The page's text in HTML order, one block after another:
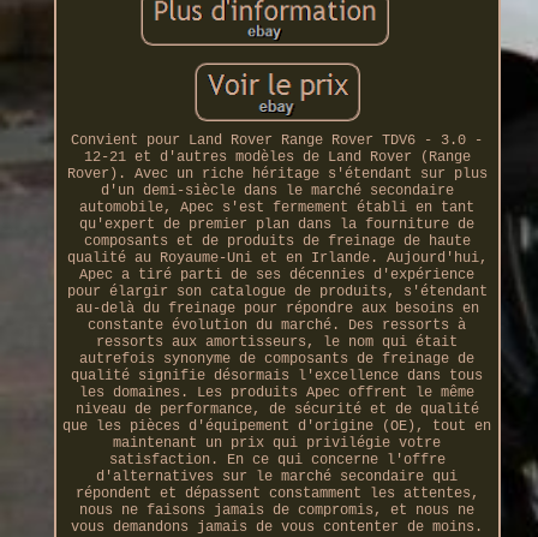
Convient pour Land Rover Range Rover TDV6 - 3.0 -
12-21 et d'autres modèles de Land Rover (Range
Rover). Avec un riche héritage s'étendant sur plus
d'un demi-siècle dans le marché secondaire
automobile, Apec s'est fermement établi en tant
qu'expert de premier plan dans la fourniture de
composants et de produits de freinage de haute
qualité au Royaume-Uni et en Irlande. Aujourd'hui,
Apec a tiré parti de ses décennies d'expérience
pour élargir son catalogue de produits, s'étendant
au-delà du freinage pour répondre aux besoins en
constante évolution du marché. Des ressorts à
ressorts aux amortisseurs, le nom qui était
autrefois synonyme de composants de freinage de
qualité signifie désormais l'excellence dans tous
les domaines. Les produits Apec offrent le même
niveau de performance, de sécurité et de qualité
que les pièces d'équipement d'origine (OE), tout en
maintenant un prix qui privilégie votre
satisfaction. En ce qui concerne l'offre
d'alternatives sur le marché secondaire qui
répondent et dépassent constamment les attentes,
nous ne faisons jamais de compromis, et nous ne
vous demandons jamais de vous contenter de moins.